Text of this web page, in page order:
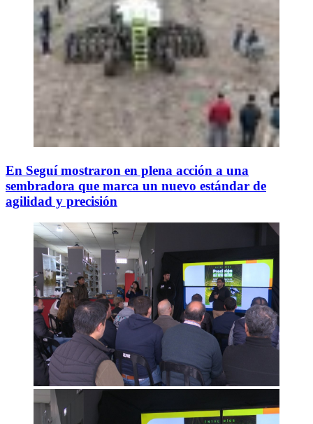
En Seguí mostraron en plena acción a una
sembradora que marca un nuevo estándar de
agilidad y precisión